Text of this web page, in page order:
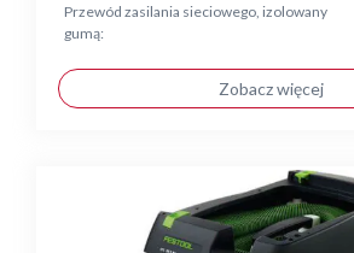
Przewód zasilania sieciowego, izolowany
gumą:
Zobacz więcej